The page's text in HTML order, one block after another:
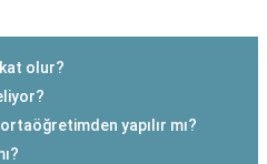
kat olur?
yapılır mı?